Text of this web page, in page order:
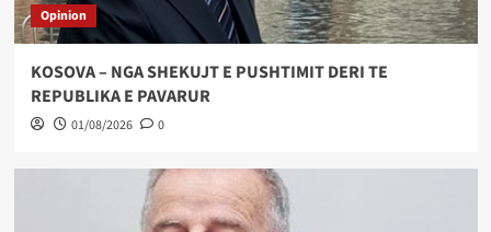
Opinion
KOSOVA – NGA SHEKUJT E PUSHTIMIT DERI TE
REPUBLIKA E PAVARUR
01/08/2026 0